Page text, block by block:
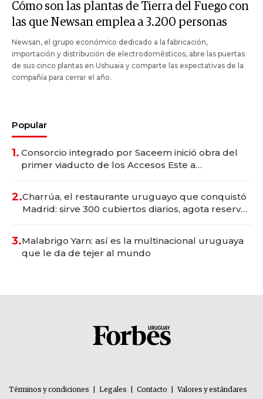
Cómo son las plantas de Tierra del Fuego con
las que Newsan emplea a 3.200 personas
Newsan, el grupo económico dedicado a la fabricación,
importación y distribución de electrodomésticos, abre las puertas
de sus cinco plantas en Ushuaia y comparte las expectativas de la
compañía para cerrar el año.
Popular
1. Consorcio integrado por Saceem inició obra del
primer viaducto de los Accesos Este a
2.Charrúa, el restaurante uruguayo que conquistó
Madrid: sirve 300 cubiertos diarios, agota reservas
3.Malabrigo Yarn: así es la multinacional uruguaya
que le da de tejer al mundo
Términos y condiciones Legales Contacto Valores y estándares